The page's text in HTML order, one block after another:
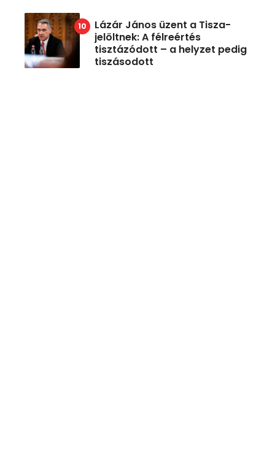
Lázár János üzent a Tisza-
jelöltnek: A félreértés
tisztázódott – a helyzet pedig
tiszásodott